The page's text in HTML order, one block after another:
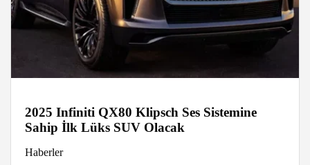
2025 Infiniti QX80 Klipsch Ses Sistemine
Sahip İlk Lüks SUV Olacak
Haberler